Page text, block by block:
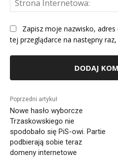
Zapisz moje nazwisko,
tej przeglądarce na następny
Poprzedni artykuł
Nowe hasło wyborcze
Trzaskowskiego nie
spodobało się PiS-owi. Partie
podbierają sobie teraz
domeny internetowe